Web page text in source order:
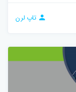
تاپ لرن